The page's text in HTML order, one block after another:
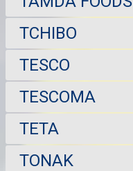
TCHIBO
TESCO
TESCOMA
TETA
TONAK